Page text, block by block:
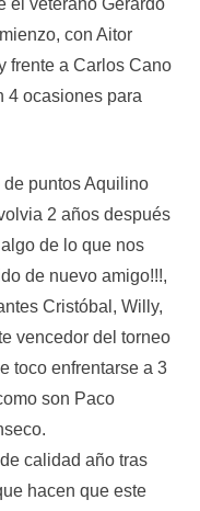
con Aitor
frente a Carlos Cano
4 ocasiones para
puntos Aquilino
2 años después
de lo que nos
de nuevo amigo!!!,
Cristóbal, Willy,
vencedor del torneo
toco enfrentarse a 3
son Paco
calidad año tras
hacen que este